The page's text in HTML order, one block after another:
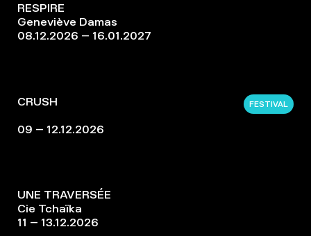
RESPIRE
Geneviève Damas
08.12.2026 – 16.01.2027
FESTIVAL
CRUSH
09 – 12.12.2026
UNE TRAVERSÉE
Cie Tchaïka
11 – 13.12.2026